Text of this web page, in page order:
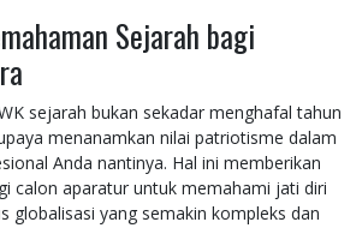
Sejarah bagi
sejarah bukan sekadar menghafal tahun
menanamkan nilai patriotisme dalam
Anda nantinya. Hal ini memberikan
calon aparatur untuk memahami jati diri
globalisasi yang semakin kompleks dan